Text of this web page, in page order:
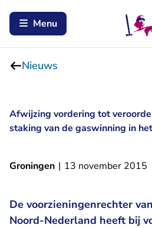
Menu
Nieuws
Afwijzing vordering tot
staking van de gaswinning in
Groningen | 13 november 2015
De voorzieningenrechter
Noord-Nederland heeft bij